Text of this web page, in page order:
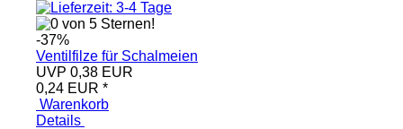
-37%
Ventilfilze für Schalmeien
UVP 0,38 EUR
0,24 EUR *
Warenkorb
Details